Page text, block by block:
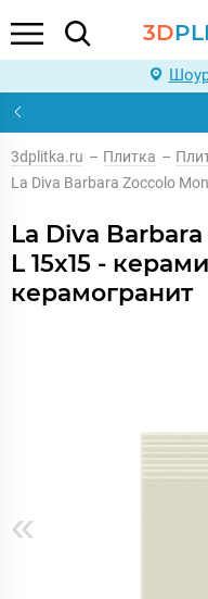
3D
3dplitka.ru – Плитка –
La Diva Barbara Zoccolo
La Diva
L 15x15 -
керамогранит
«